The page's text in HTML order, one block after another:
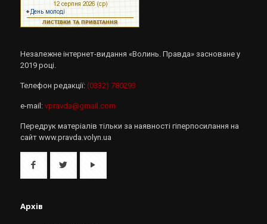
Незалежне інтернет-видання «Волинь. Правда» засноване у
2019 році.
Телефон редакції: (0332) 780293
e-mail: vpravda@gmail.com
Передрук матеріалів тільки за наявності гіперпосилання на
сайт www.pravda.volyn.ua
Архів